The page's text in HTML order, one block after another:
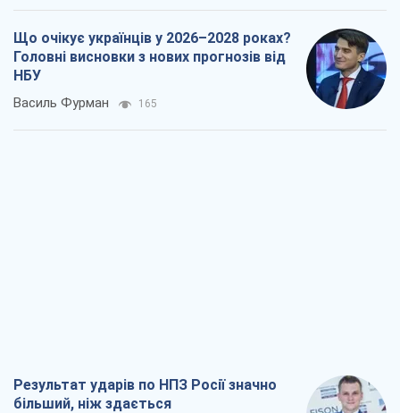
Що очікує українців у 2026–2028 роках?
Головні висновки з нових прогнозів від
НБУ
Василь Фурман 165
Результат ударів по НПЗ Росії значно
більший, ніж здається